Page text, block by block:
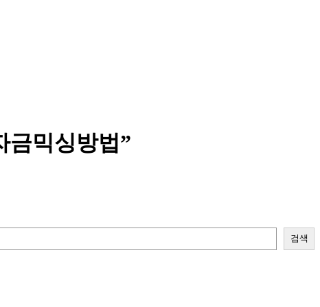
믹싱방법”
검색